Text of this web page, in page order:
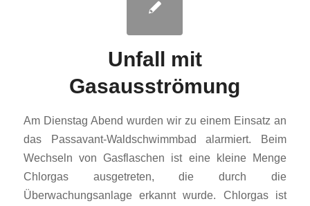
Unfall mit
Gasausströmung
Am Dienstag Abend wurden wir zu einem Einsatz an
das Passavant-Waldschwimmbad alarmiert. Beim
Wechseln von Gasflaschen ist eine kleine Menge
Chlorgas ausgetreten, die durch die
Überwachungsanlage erkannt wurde. Chlorgas ist